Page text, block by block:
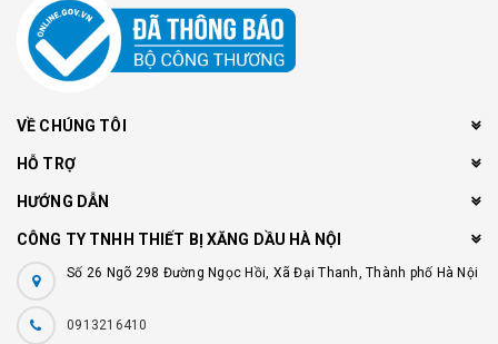
VỀ CHÚNG TÔI
HỖ TRỢ
HƯỚNG DẪN
CÔNG TY TNHH THIẾT BỊ XĂNG DẦU HÀ NỘI
Số 26 Ngõ 298 Đường Ngọc Hồi, Xã Đại Thanh, Thành phố Hà Nội
0913216410